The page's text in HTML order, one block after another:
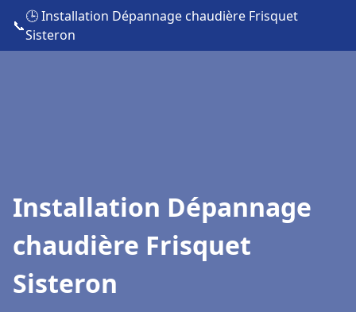
📞
🕒 Installation Dépannage chaudière Frisquet
Sisteron
Installation Dépannage
chaudière Frisquet
Sisteron